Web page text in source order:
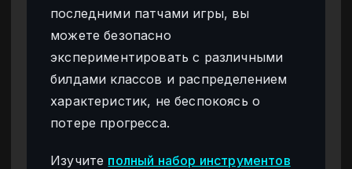
последними патчами игры, вы
можете безопасно
экспериментировать с различными
билдами классов и распределением
характеристик, не беспокоясь о
потере прогресса.
Изучите полный набор инструментов